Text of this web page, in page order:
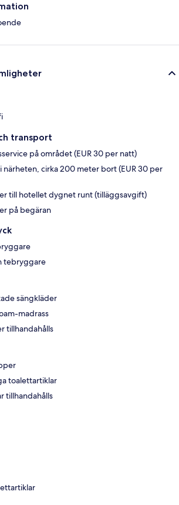
transport
på området (EUR 30 per natt)
närheten, cirka 200 meter bort (EUR 30 per
till hotellet dygnet runt (tilläggsavgift)
på begäran
tebryggare
sängkläder
madrass
tillhandahålls
toalettartiklar
tillhandahålls